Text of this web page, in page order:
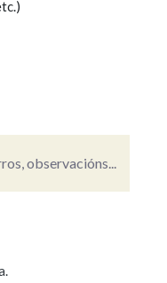
observacións...